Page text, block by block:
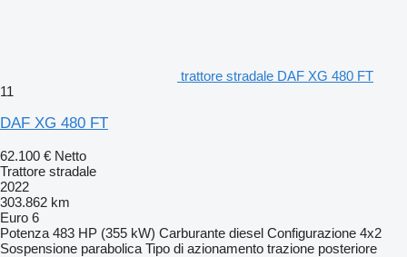
trattore stradale DAF XG 480 FT
11
DAF XG 480 FT
62.100 € Netto
Trattore stradale
2022
303.862 km
Euro 6
Potenza 483 HP (355 kW) Carburante diesel Configurazione 4x2
Sospensione parabolica Tipo di azionamento trazione posteriore